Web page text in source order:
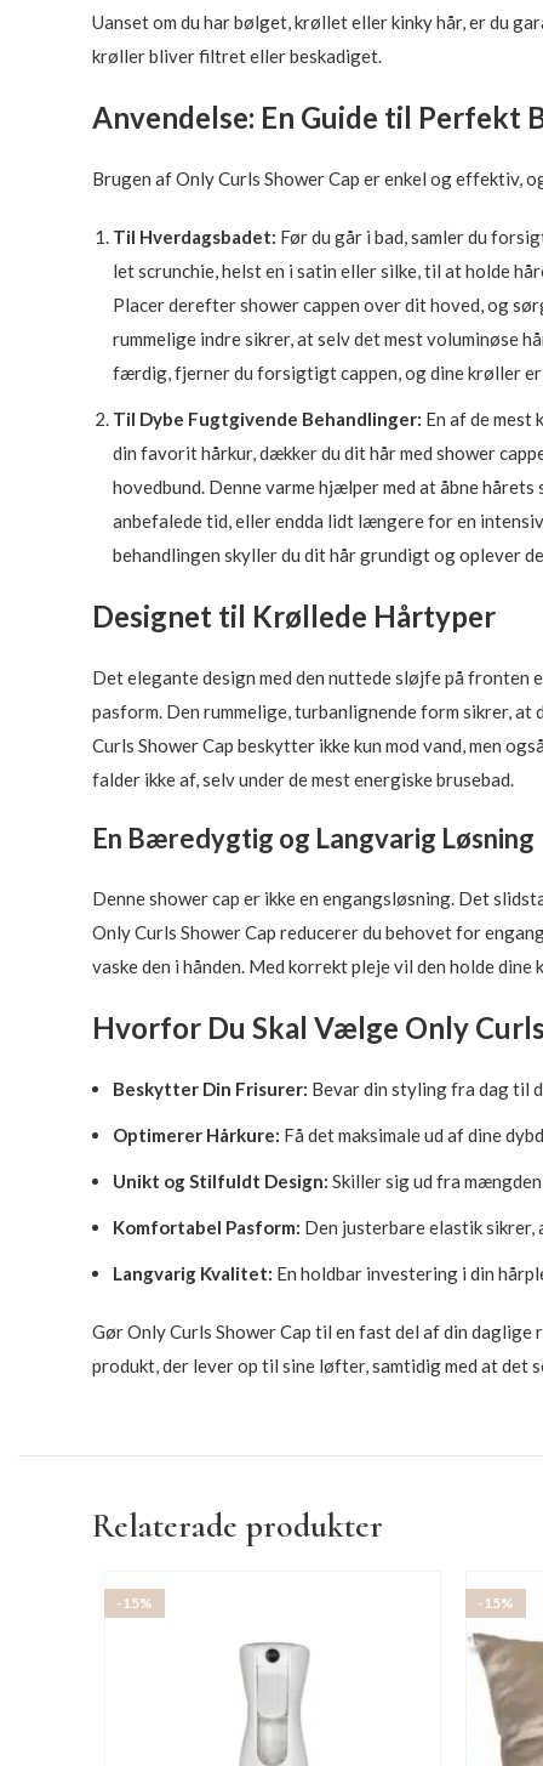
Uanset om du har bølget, krøllet eller kinky hår, er du
krøller bliver filtret eller beskadiget.
Anvendelse: En Guide til Perfekt
Brugen af Only Curls Shower Cap er enkel og effektiv,
Til Hverdagsbadet: Før du går i bad, samler du
let scrunchie, helst en i satin eller silke, til at holde
Placer derefter shower cappen over dit hoved, og
rummelige indre sikrer, at selv det mest voluminøse
færdig, fjerner du forsigtigt cappen, og dine krøller
Til Dybe Fugtgivende Behandlinger: En af de mest
din favorit hårkur, dækker du dit hår med shower
hovedbund. Denne varme hjælper med at åbne
anbefalede tid, eller endda lidt længere for en
behandlingen skyller du dit hår grundigt og oplever
Designet til Krøllede Hårtyper
Det elegante design med den nuttede sløjfe på fronten
pasform. Den rummelige, turbanlignende form sikrer,
Curls Shower Cap beskytter ikke kun mod vand, men
falder ikke af, selv under de mest energiske brusebad.
En Bæredygtig og Langvarig Løsning
Denne shower cap er ikke en engangsløsning. Det
Only Curls Shower Cap reducerer du behovet for
vaske den i hånden. Med korrekt pleje vil den holde dine
Hvorfor Du Skal Vælge Only
Beskytter Din Frisurer: Bevar din styling fra dag til
Optimerer Hårkure: Få det maksimale ud af dine
Unikt og Stilfuldt Design: Skiller sig ud fra
Komfortabel Pasform: Den justerbare elastik sikrer,
Langvarig Kvalitet: En holdbar investering i din
Gør Only Curls Shower Cap til en fast del af din
produkt, der lever op til sine løfter, samtidig med at det
Relaterade produkter
-15% -15%